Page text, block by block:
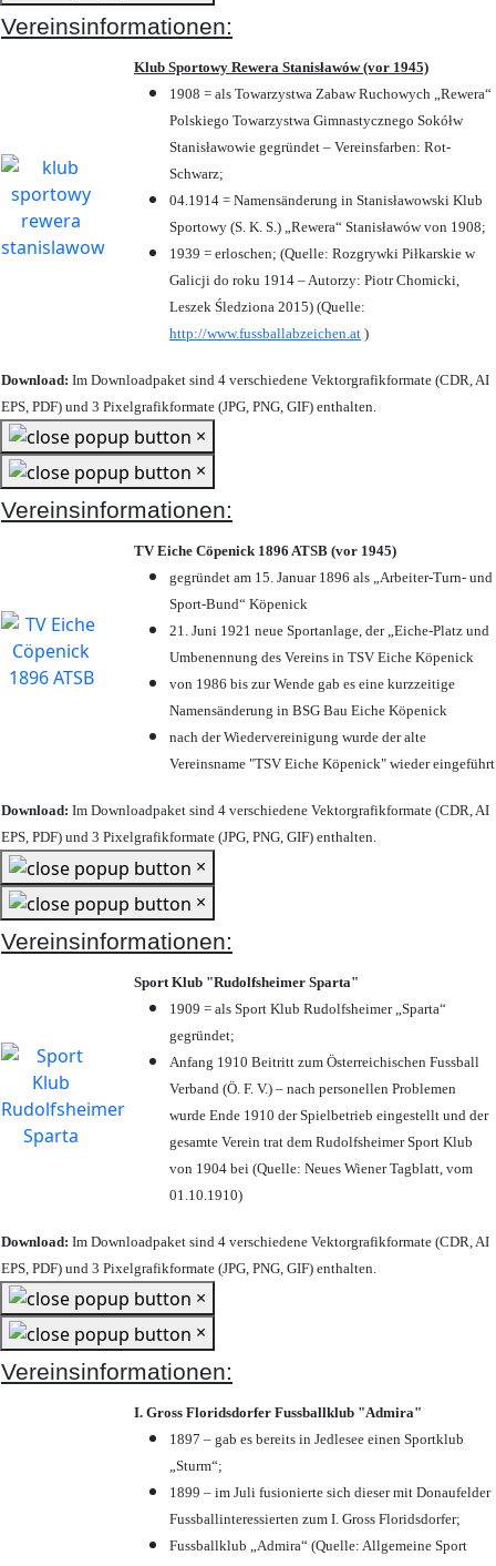
Vereinsinformationen:
Klub Sportowy Rewera Stanisławów (vor 1945)
1908 = als Towarzystwa Zabaw Ruchowych „Rewera“
Polskiego Towarzystwa Gimnastycznego Sokółw
Stanisławowie gegründet – Vereinsfarben: Rot-
Schwarz;
04.1914 = Namensänderung in Stanisławowski Klub
Sportowy (S. K. S.) „Rewera“ Stanisławów von 1908;
1939 = erloschen; (Quelle: Rozgrywki Piłkarskie w
Galicji do roku 1914 – Autorzy: Piotr Chomicki,
Leszek Śledziona 2015) (Quelle:
http://www.fussballabzeichen.at )
Download: Im Downloadpaket sind 4 verschiedene Vektorgrafikformate (CDR, AI
EPS, PDF) und 3 Pixelgrafikformate (JPG, PNG, GIF) enthalten.
×
×
Vereinsinformationen:
TV Eiche Cöpenick 1896 ATSB (vor 1945)
gegründet am 15. Januar 1896 als „Arbeiter-Turn- und
Sport-Bund“ Köpenick
21. Juni 1921 neue Sportanlage, der „Eiche-Platz und
Umbenennung des Vereins in TSV Eiche Köpenick
von 1986 bis zur Wende gab es eine kurzzeitige
Namensänderung in BSG Bau Eiche Köpenick
nach der Wiedervereinigung wurde der alte
Vereinsname "TSV Eiche Köpenick" wieder eingeführt
Download: Im Downloadpaket sind 4 verschiedene Vektorgrafikformate (CDR, AI
EPS, PDF) und 3 Pixelgrafikformate (JPG, PNG, GIF) enthalten.
×
×
Vereinsinformationen:
Sport Klub "Rudolfsheimer Sparta"
1909 = als Sport Klub Rudolfsheimer „Sparta“
gegründet;
Anfang 1910 Beitritt zum Österreichischen Fussball
Verband (Ö. F. V.) – nach personellen Problemen
wurde Ende 1910 der Spielbetrieb eingestellt und der
gesamte Verein trat dem Rudolfsheimer Sport Klub
von 1904 bei (Quelle: Neues Wiener Tagblatt, vom
01.10.1910)
Download: Im Downloadpaket sind 4 verschiedene Vektorgrafikformate (CDR, AI
EPS, PDF) und 3 Pixelgrafikformate (JPG, PNG, GIF) enthalten.
×
×
Vereinsinformationen:
I. Gross Floridsdorfer Fussballklub "Admira"
1897 – gab es bereits in Jedlesee einen Sportklub
„Sturm“;
1899 – im Juli fusionierte sich dieser mit Donaufelder
Fussballinteressierten zum I. Gross Floridsdorfer;
Fussballklub „Admira“ (Quelle: Allgemeine Sport